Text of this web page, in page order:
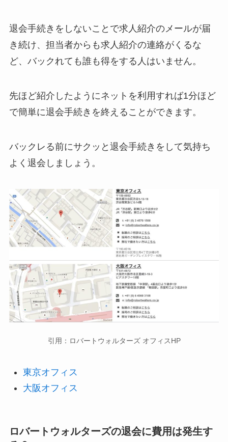
退会手続きをしないことで求人紹介のメールが届
き続け、担当者からも求人紹介の連絡がくるな
ど、バックれても誰も得をする人はいません。
先ほど紹介したようにネットを利用すれば1分ほど
で簡単に退会手続きを終えることができます。
バックレる前にサクッと退会手続きをして気持ち
よく退会しましょう。
引用：ロバートウォルターズ オフィスHP
東京オフィス
大阪オフィス
ロバートウォルターズの退会に費用は発生す